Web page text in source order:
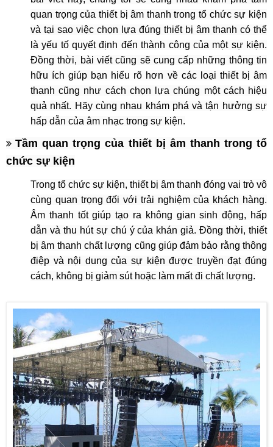
quan trọng của thiết bị âm thanh trong tổ chức sự kiện
và tại sao việc chọn lựa đúng thiết bị âm thanh có thể
là yếu tố quyết định đến thành công của một sự kiện.
Đồng thời, bài viết cũng sẽ cung cấp những thông tin
hữu ích giúp bạn hiểu rõ hơn về các loại thiết bị âm
thanh cũng như cách chọn lựa chúng một cách hiệu
quả nhất. Hãy cùng nhau khám phá và tận hưởng sự
hấp dẫn của âm nhạc trong sự kiện.
Tầm quan trọng của thiết bị âm thanh trong tổ
chức sự kiện
Trong tổ chức sự kiện, thiết bị âm thanh đóng vai trò vô
cùng quan trọng đối với trải nghiệm của khách hàng.
Âm thanh tốt giúp tạo ra không gian sinh động, hấp
dẫn và thu hút sự chú ý của khán giả. Đồng thời, thiết
bị âm thanh chất lượng cũng giúp đảm bảo rằng thông
điệp và nội dung của sự kiện được truyền đạt đúng
cách, không bị giảm sút hoặc làm mất đi chất lượng.